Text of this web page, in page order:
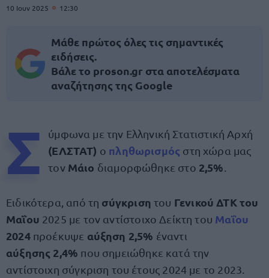
10 Ιουν 2025 12:30
Μάθε πρώτος όλες τις σημαντικές
ειδήσεις.
Βάλε το proson.gr στα αποτελέσματα
αναζήτησης της Google
Σ ύμφωνα με την Ελληνική Στατιστική Αρχή
(ΕΛΣΤΑΤ) ο πληθωρισμός στη χώρα μας
τον Μάιο διαμορφώθηκε στο 2,5%
Ειδικότερα, από τη σύγκρισητου Γενικού ΔΤΚ του
Μαΐου 2025 με τον αντίστοιχο Δείκτη του Μαΐου
2024προέκυψε αύξηση 2,5% έναντι
αύξησης 2,4% που σημειώθηκε κατά την
αντίστοιχη σύγκριση του έτους 2024 με το 2023.